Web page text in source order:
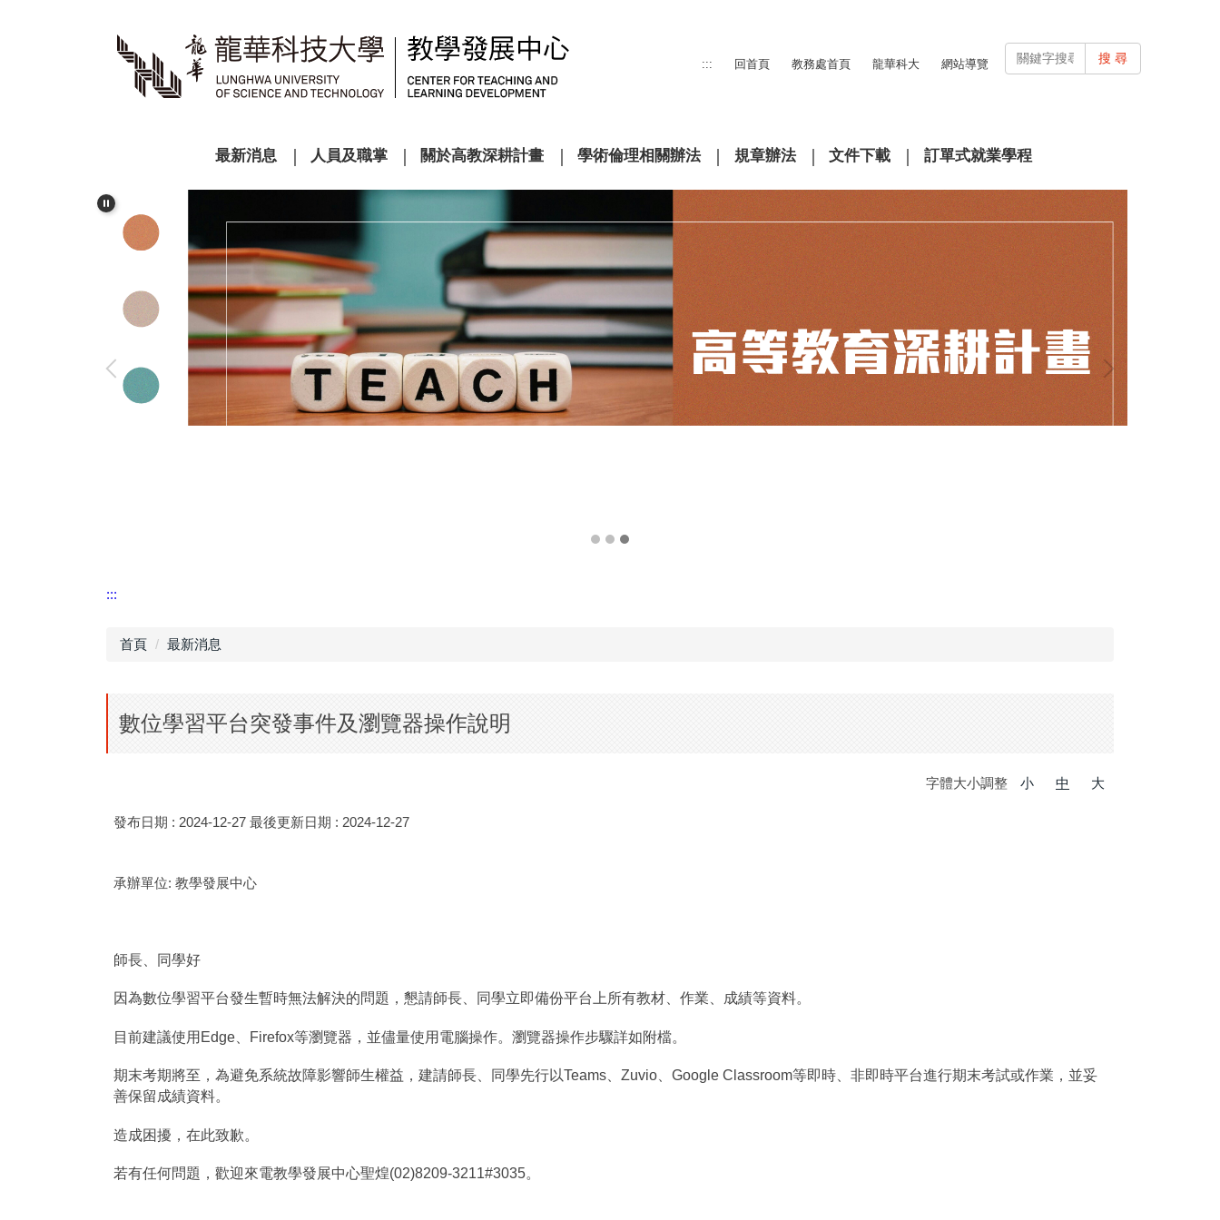
::: 回首頁 教務處首頁 龍華科大 網站導覽 搜 尋
最新消息 人員及職掌 關於高教深耕計畫 學術倫理相關辦法 規章辦法 文件下載 訂單式就業學程
:::
首頁 最新消息
數位學習平台突發事件及瀏覽器操作說明
字體大小調整 小 中 大
發布日期 : 2024-12-27 最後更新日期 : 2024-12-27
承辦單位: 教學發展中心
師長、同學好
因為數位學習平台發生暫時無法解決的問題，懇請師長、同學立即備份平台上所有教材、作業、成績等資料。
目前建議使用Edge、Firefox等瀏覽器，並儘量使用電腦操作。瀏覽器操作步驟詳如附檔。
期末考期將至，為避免系統故障影響師生權益，建請師長、同學先行以Teams、Zuvio、Google Classroom等即時、非即時平台進行期末考試或作業，並妥
善保留成績資料。
造成困擾，在此致歉。
若有任何問題，歡迎來電教學發展中心聖煌(02)8209-3211#3035。